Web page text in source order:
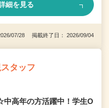
細を見る
07/28 掲載終了日： 2026/09/04
タッフ
高年の方活躍中！学生O